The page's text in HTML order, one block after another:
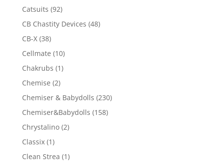
Catsuits (92)
CB Chastity Devices (48)
CB-X (38)
Cellmate (10)
Chakrubs (1)
Chemise (2)
Chemiser & Babydolls (230)
Chemiser&Babydolls (158)
Chrystalino (2)
Classix (1)
Clean Strea (1)